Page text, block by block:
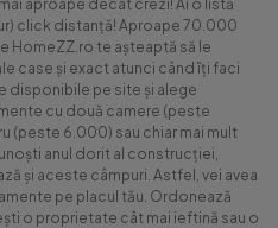
aproape decât crezi! Ai o listă
click distanță! Aproape 70.000
HomeZZ.ro te așteaptă să le
case și exact atunci când îți faci
disponibile pe site și alege
cu două camere (peste
(peste 6.000) sau chiar mai mult
anul dorit al construcției,
și aceste câmpuri. Astfel, vei avea
pe placul tău. Ordonează
o proprietate cât mai ieftină sau o